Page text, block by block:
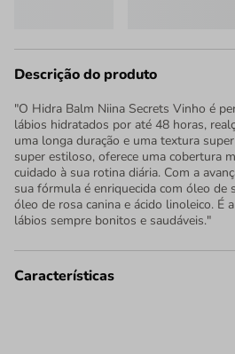
Descrição do produto
"O Hidra Balm Niina Secrets Vinho é
lábios hidratados por até 48 horas,
uma longa duração e uma textura
super estiloso, oferece uma cobertura
cuidado à sua rotina diária. Com a
sua fórmula é enriquecida com óleo de
óleo de rosa canina e ácido linoleico. É
lábios sempre bonitos e saudáveis."
Características